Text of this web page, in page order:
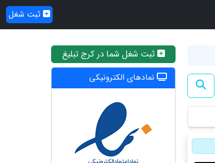
ثبت شغل
ثبت شغل شما در کرج تبلیغ
نمادهای الکترونیکی